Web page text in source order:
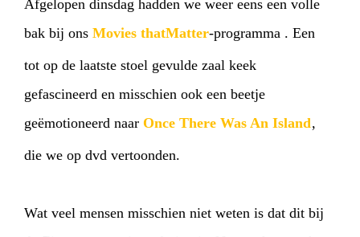
Afgelopen dinsdag hadden we weer eens een volle
bak bij ons Movies thatMatter-programma . Een
tot op de laatste stoel gevulde zaal keek
gefascineerd en misschien ook een beetje
geëmotioneerd naar Once There Was An Island,
die we op dvd vertoonden.
Wat veel mensen misschien niet weten is dat dit bij